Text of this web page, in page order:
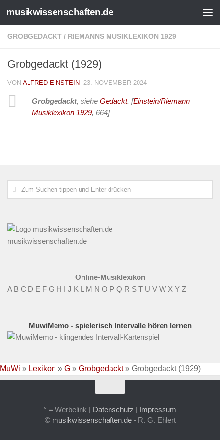
musikwissenschaften.de
GROBGEDACKT / RIEMANNS MUSIKLEXIKON 1929
Grobgedackt (1929)
VON ALFRED EINSTEIN 23. NOVEMBER 2024
Grobgedackt, siehe Gedackt. [Einstein/Riemann
Musiklexikon 1929, 664]
musikwissenschaften.de
Online-Musiklexikon
A B C D E F G H I J K L M N O P Q R S T U V W X Y Z
MuwiMemo - spielerisch Intervalle hören lernen
MuWi » Lexikon » G » Grobgedackt» Grobgedackt (1929)
° = Werbelink | Datenschutz | Impressum
© musikwissenschaften.de- R. G. Ehlert